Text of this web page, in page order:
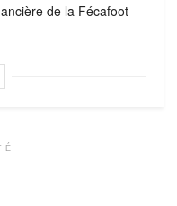
de la Fécafoot